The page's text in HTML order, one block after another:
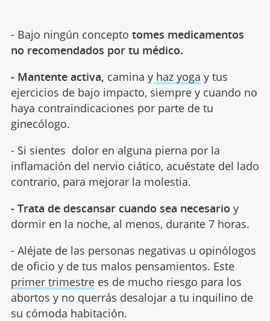
- Bajo ningún concepto tomes medicamentos
no recomendados por tu médico.
- Mantente activa, camina yhaz yoga y tus
ejercicios de bajo impacto, siempre y cuando no
haya contraindicaciones por parte de tu
ginecólogo.
- Si sientes dolor en alguna pierna por la
inflamación del nervio ciático, acuéstate del lado
contrario, para mejorar la molestia.
- Trata de descansar cuando sea necesario y
dormir en la noche, al menos, durante 7 horas.
- Aléjate de las personas negativas u opinólogos
de oficio y de tus malos pensamientos. Este
primer trimestrees de mucho riesgo para los
abortos y no querrás desalojar a tu inquilino de
su cómoda habitación.